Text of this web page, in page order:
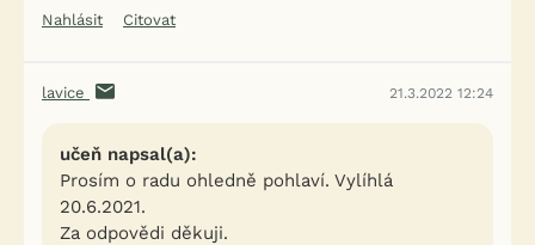
Nahlásit
Citovat
lavice 21.3.2022 12:24
učeň napsal(a):
Prosím o radu ohledně pohlaví. Vylíhlá
20.6.2021.
Za odpovědi děkuji.